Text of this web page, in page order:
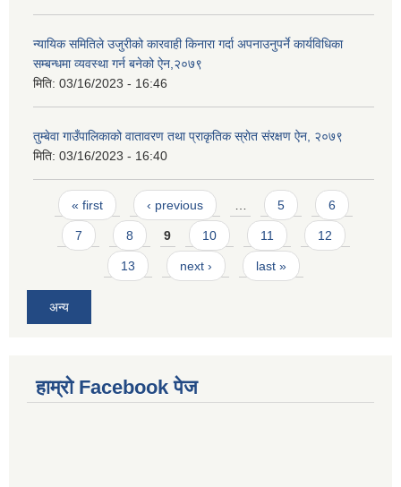
न्यायिक समितिले उजुरीको कारवाही किनारा गर्दा अपनाउनुपर्ने कार्यविधिका
सम्बन्धमा व्यवस्था गर्न बनेको ऐन,२०७९
मिति: 03/16/2023 - 16:46
तुम्बेवा गाउँपालिकाको वातावरण तथा प्राकृतिक स्राेत संरक्षण ऐन, २०७९
मिति: 03/16/2023 - 16:40
Pages
« first ‹ previous 5 6
7 8 9 10 11 12
13 next › last »
अन्य
हाम्राे Facebook पेज